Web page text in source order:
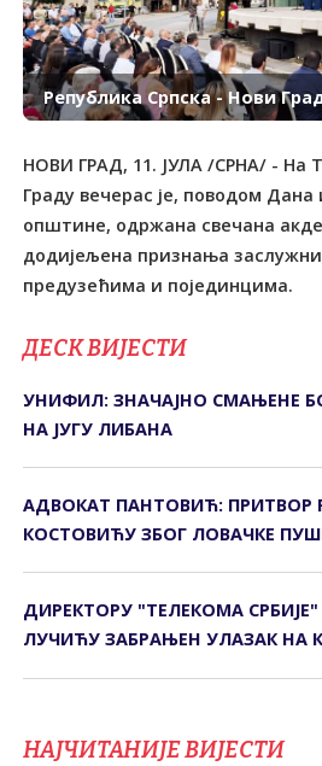
Република Српска - Нови
НОВИ ГРАД, 11. ЈУЛА /СРНА/ - На
Граду вечерас је, поводом Дана
општине, одржана свечана
додијељена признања
предузећима и појединцима.
ДЕСК ВИЈЕСТИ
УНИФИЛ: ЗНАЧАЈНО СМАЊЕНЕ
НА ЈУГУ ЛИБАНА
АДВОКАТ ПАНТОВИЋ: ПРИТВОР
КОСТОВИЋУ ЗБОГ ЛОВАЧКЕ
ДИРЕКТОРУ "ТЕЛЕКОМА
ЛУЧИЋУ ЗАБРАЊЕН УЛАЗАК НА
НАЈЧИТАНИЈЕ ВИЈЕСТИ